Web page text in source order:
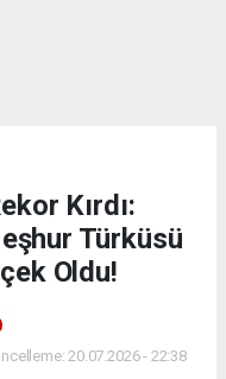
Kırdı:
Türküsü
Oldu!
20.07.2026 - 22:38